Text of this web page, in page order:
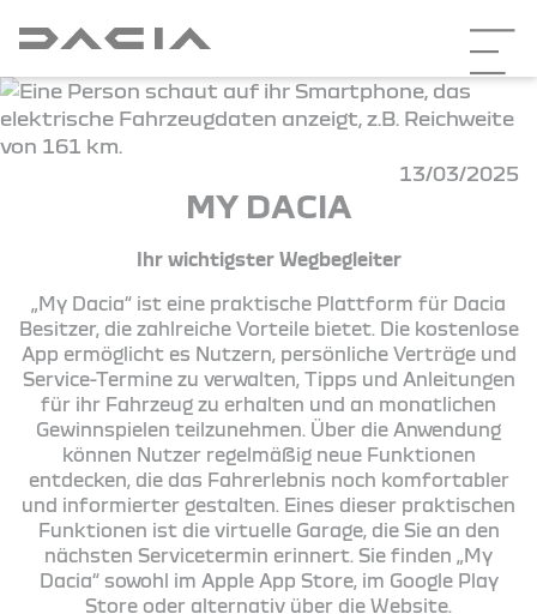
13/03/2025
MY DACIA
Ihr wichtigster Wegbegleiter
„My Dacia“ ist eine praktische Plattform für Dacia
Besitzer, die zahlreiche Vorteile bietet. Die kostenlose
App ermöglicht es Nutzern, persönliche Verträge und
Service-Termine zu verwalten, Tipps und Anleitungen
für ihr Fahrzeug zu erhalten und an monatlichen
Gewinnspielen teilzunehmen. Über die Anwendung
können Nutzer regelmäßig neue Funktionen
entdecken, die das Fahrerlebnis noch komfortabler
und informierter gestalten. Eines dieser praktischen
Funktionen ist die virtuelle Garage, die Sie an den
nächsten Servicetermin erinnert. Sie finden „My
Dacia“ sowohl im Apple App Store, im Google Play
Store oder alternativ über die Website.